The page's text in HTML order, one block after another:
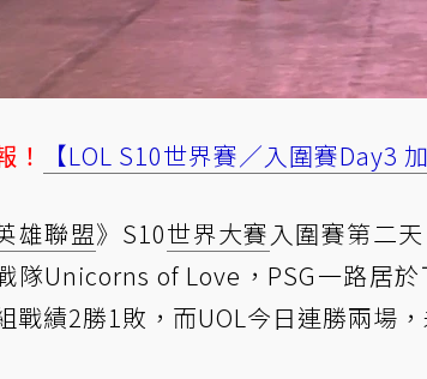
！ 【LOL S10世界賽／入圍賽Day3
雄聯盟》S10世界大賽入圍賽第二
隊Unicorns of Love，PSG一路居
戰績2勝1敗，而UOL今日連勝兩場，